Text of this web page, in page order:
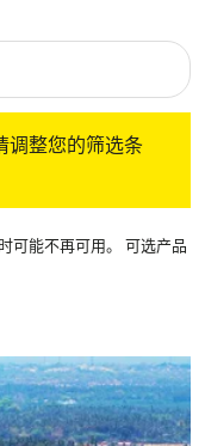
调整您的筛选条
可能不再可用。 可选产品